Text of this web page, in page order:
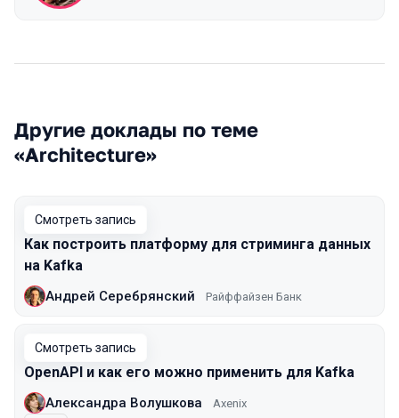
Другие доклады по теме
«Architecture»
Смотреть запись
Как построить платформу для стриминга данных
на Kafka
Андрей Серебрянский Райффайзен Банк
Смотреть запись
OpenAPI и как его можно применить для Kafka
Александра Волушкова Axenix